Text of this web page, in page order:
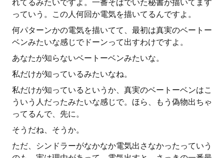
れてるみたいですよ。一番そばでいた秘書が描いてます
っていう。この人何回か電気を描いてるんですよ。
何パターンかの電気を描いてて、最初は真実のベートー
ベンみたいな感じでドーンって出すわけですよ。
あなたが知らないベートーベンみたいな。
私だけが知っているみたいなね。
私だけが知っているというか、真実のベートーベンはこ
ういう人だったみたいな感じで。ほら、もう偽物出ちゃ
ってるんで、先に。
そうだね、そうか。
ただ、シンドラーがなかなか電気出さなかったっていう